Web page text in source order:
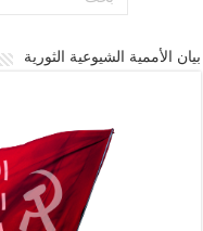
بيان الأممية الشيوعية الثورية